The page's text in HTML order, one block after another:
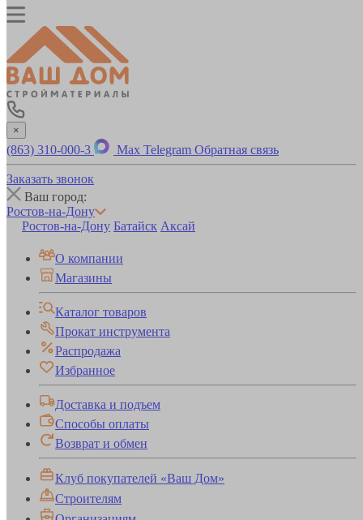
×
(863) 310-000-3 Max Telegram Обратная связь
Заказать звонок
Ваш город:
Ростов-на-Дону
Ростов-на-Дону Батайск Аксай
О компании
Магазины
Каталог товаров
Прокат инструмента
Распродажа
Избранное
Доставка и подъем
Способы оплаты
Возврат и обмен
Клуб покупателей «Ваш Дом»
Строителям